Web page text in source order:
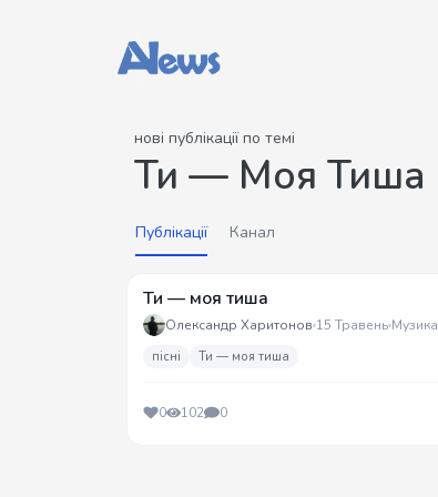
нові публікації по темі
Ти — Моя Тиша
Публікації Канал
Ти — моя тиша
Олександр Харитонов 15 Травень Музика
пісні Ти — моя тиша
0 102 0